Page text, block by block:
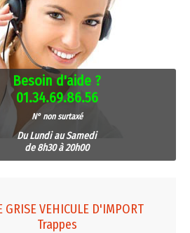
Besoin d'aide ?
01.34.69.86.56
N° non surtaxé
Du Lundi au Samedi
de 8h30 à 20h00
GRISE VEHICULE D'IMPORT
Trappes